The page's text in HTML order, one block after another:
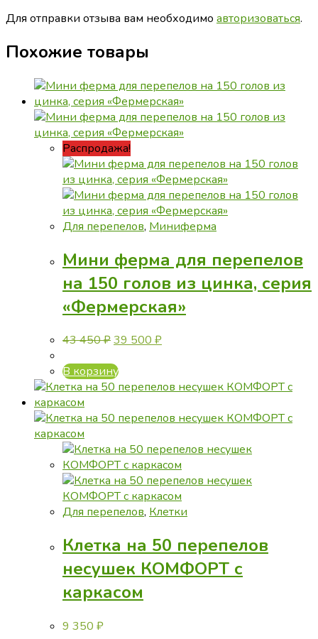
Для отправки отзыва вам необходимо авторизоваться.
Похожие товары
Распродажа!
Для перепелов, Миниферма
Мини ферма для перепелов
на 150 голов из цинка, серия
«Фермерская»
43 450₽Первоначальная
составляла
43
39 500₽Текущая
500 ₽.
В корзину
Для перепелов, Клетки
Клетка на 50 перепелов
несушек КОМФОРТ с
каркасом
9 350 ₽